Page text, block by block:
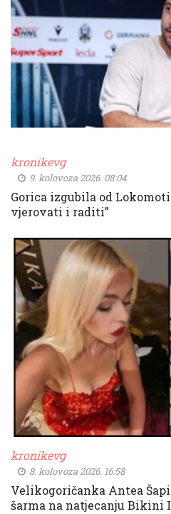
kronikevg
9. kolovoza 2026. 08:04
Gorica izgubila od
vjerovati i raditi”
kronikevg
8. kolovoza 2026. 16:58
Velikogoričanka Antea
šarma na natjecanju Bikini